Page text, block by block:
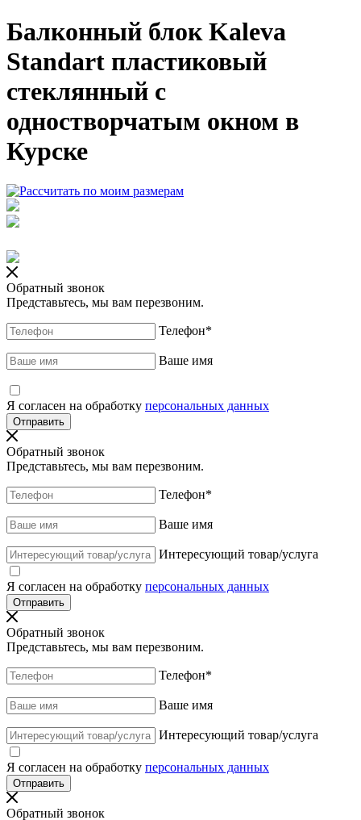
Балконный блок Kaleva
Standart пластиковый
стеклянный с
одностворчатым окном в
Курске
Обратный звонок
Представьтесь, мы вам перезвоним.
Телефон*
Ваше имя
Я согласен на обработку персональных данных
Обратный звонок
Представьтесь, мы вам перезвоним.
Телефон*
Ваше имя
Интересующий товар/услуга
Я согласен на обработку персональных данных
Обратный звонок
Представьтесь, мы вам перезвоним.
Телефон*
Ваше имя
Интересующий товар/услуга
Я согласен на обработку персональных данных
Обратный звонок